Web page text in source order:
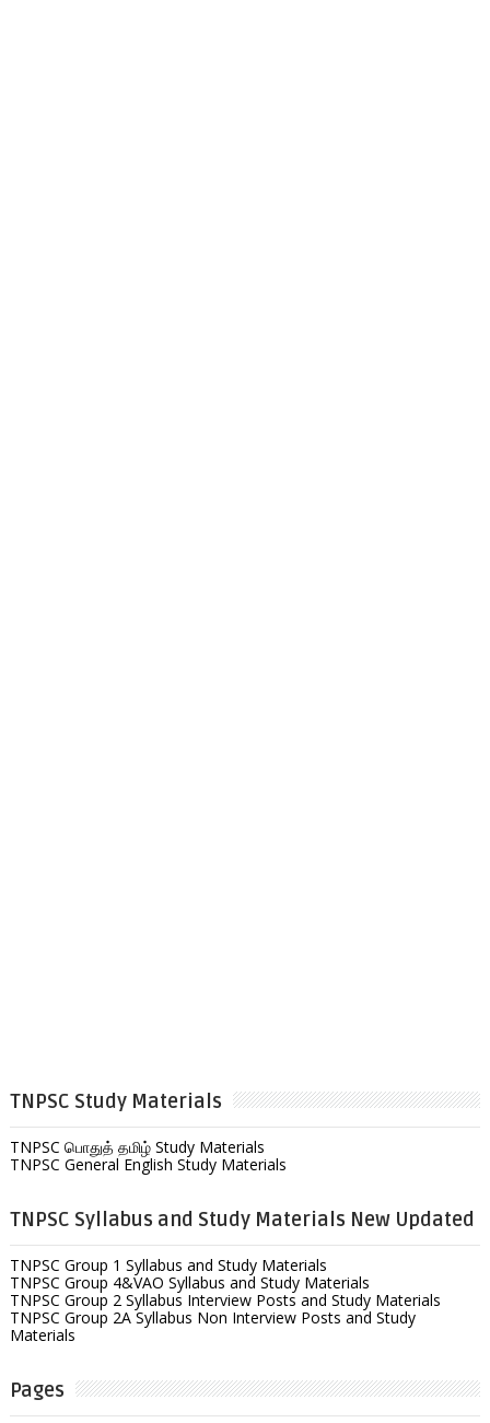
TNPSC Study Materials
TNPSC பொதுத் தமிழ் Study Materials
TNPSC General English Study Materials
TNPSC Syllabus and Study Materials New Updated
TNPSC Group 1 Syllabus and Study Materials
TNPSC Group 4&VAO Syllabus and Study Materials
TNPSC Group 2 Syllabus Interview Posts and Study Materials
TNPSC Group 2A Syllabus Non Interview Posts and Study
Materials
Pages